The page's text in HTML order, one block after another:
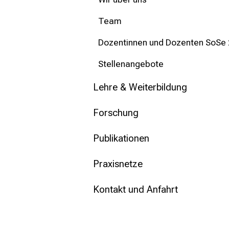
Team
Dozentinnen und Dozenten SoSe
Stellenangebote
Lehre & Weiterbildung
Forschung
Publikationen
Praxisnetze
Kontakt und Anfahrt